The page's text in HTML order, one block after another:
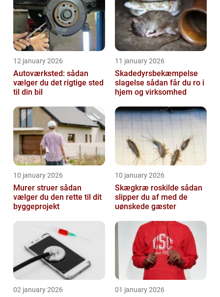
12 january 2026
Autoværksted: sådan
vælger du det rigtige sted
til din bil
11 january 2026
Skadedyrsbekæmpelse
slagelse sådan får du ro i
hjem og virksomhed
10 january 2026
Murer struer sådan
vælger du den rette til dit
byggeprojekt
10 january 2026
Skægkræ roskilde sådan
slipper du af med de
uønskede gæster
02 january 2026 01 january 2026